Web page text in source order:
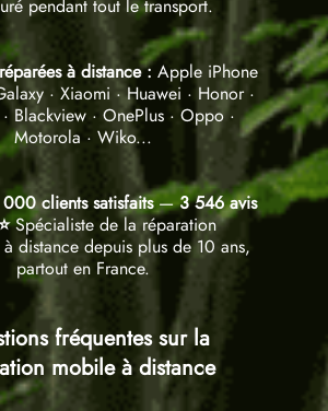
pendant tout le transport.
à distance :Apple iPhone
· Xiaomi · Huawei · Honor ·
Blackview · OnePlus · Oppo ·
Motorola · Wiko...
clients satisfaits—3 546 avis
Spécialiste de la réparation
à distance depuis plus de 10 ans,
partout en France.
fréquentes sur la
mobile à distance